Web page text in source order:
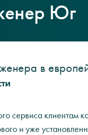
Юг
в
сервиса клиентам
и уже